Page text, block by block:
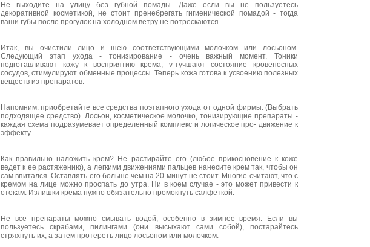
Не выходите на улицу без губной помады. Даже если вы не пользуетесь
декоративной косметикой, не стоит пренебрегать гигиенической помадой - тогда
ваши губы после прогулок на холодном ветру не потрескаются.
Итак, вы очистили лицо и шею соответствующими молочком или лосьоном.
Следующий этап ухода - тонизирование - очень важный момент. Тоники
подготавливают кожу к восприятию крема, v-тучшают состояние кровеносных
сосудов, стимулируют обменные процессы. Теперь кожа готова к усвоению полезных
веществ из препаратов.
Напомним: приобретайте все средства поэтапного ухода от одной фирмы. (Выбрать
подходящее средство). Лосьон, косметическое молочко, тонизирующие препараты -
каждая схема подразумевает определенный комплекс и логическое про- движение к
эффекту.
Как правильно наложить крем? Не растирайте его (любое прикосновение к коже
ведет к ее растяжению), а легкими движениями пальцев нанесите крем так, чтобы он
сам впитался. Оставлять его больше чем на 20 минут не стоит. Многие считают, что с
кремом на лице можно проспать до утра. Ни в коем случае - это может привести к
отекам. Излишки крема нужно обязательно промокнуть салфеткой.
Не все препараты можно смывать водой, особенно в зимнее время. Если вы
пользуетесь скрабами, пилингами (они высыхают сами собой), постарайтесь
стряхнуть их, а затем протереть лицо лосьоном или молочком.